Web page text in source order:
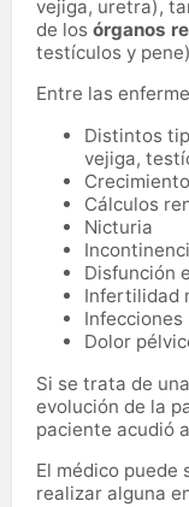
vejiga, uretra),
de los órganos
testículos y
Entre las
Distintos
vejiga,
Cálculos
Nicturia
Disfunción
Infertilidad
Dolor
Si se trata de
evolución de la
paciente acudió
El médico
realizar alguna